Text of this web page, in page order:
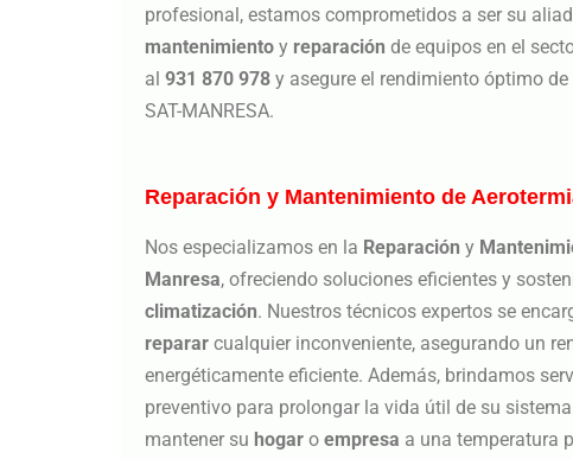
profesional, estamos comprometidos a ser su
mantenimiento y reparación de equipos en el
al 931 870 978 y asegure el rendimiento óptimo
SAT-MANRESA.
Reparación y Mantenimiento de
Nos especializamos en la Reparación y
Manresa, ofreciendo soluciones eficientes y
climatización. Nuestros técnicos expertos se
reparar cualquier inconveniente, asegurando un
energéticamente eficiente. Además, brindamos
preventivo para prolongar la vida útil de su
mantener su hogar o empresa a una temperatura